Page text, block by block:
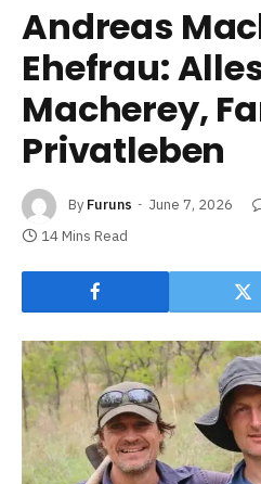
Andreas
Ehefrau:
Macherey,
Privatleben
By Furuns June 7, 2026
14 Mins Read